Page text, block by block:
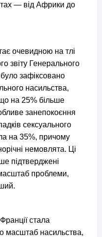
— від Африки до
очевидною на тлі
звіту Генерального
зафіксовано
насильства,
на 25% більше
занепокоєння
сексуального
на 35%, причому
немовлята. Ці
підтверджені
проблеми,
стала
масштаб насильства,